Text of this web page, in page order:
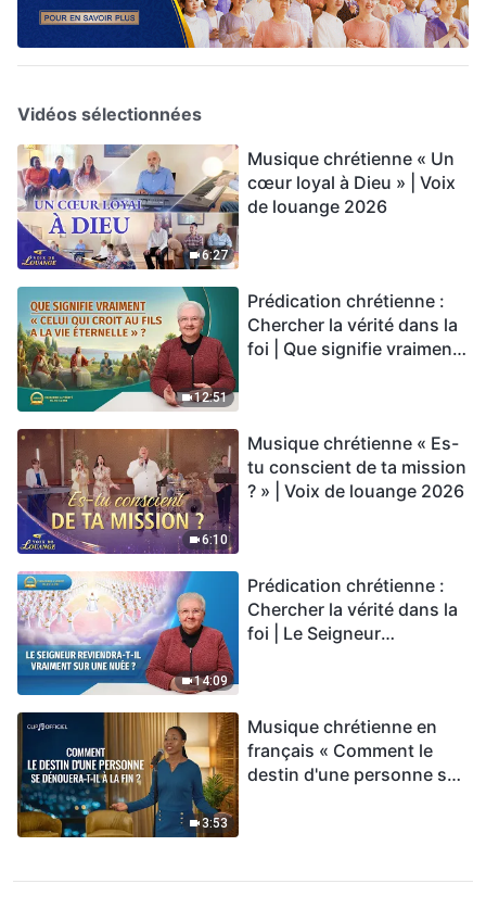
Vidéos sélectionnées
6:27
Musique chrétienne « Un
cœur loyal à Dieu » | Voix
de louange 2026
12:51
Prédication chrétienne :
Chercher la vérité dans la
foi | Que signifie vraiment
6:10
Musique chrétienne « Es-
tu conscient de ta mission
? » | Voix de louange 2026
14:09
Prédication chrétienne :
Chercher la vérité dans la
foi | Le Seigneur
3:53
Musique chrétienne en
français « Comment le
destin d'une personne se